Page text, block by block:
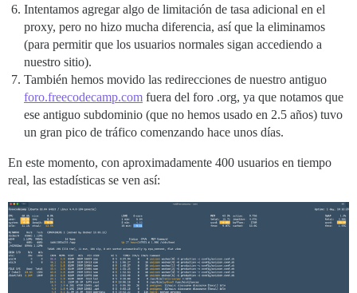
Intentamos agregar algo de limitación de tasa adicional en el
proxy, pero no hizo mucha diferencia, así que la eliminamos
(para permitir que los usuarios normales sigan accediendo a
nuestro sitio).
También hemos movido las redirecciones de nuestro antiguo
foro.freecodecamp.com fuera del foro .org, ya que notamos que
ese antiguo subdominio (que no hemos usado en 2.5 años) tuvo
un gran pico de tráfico comenzando hace unos días.
En este momento, con aproximadamente 400 usuarios en tiempo
real, las estadísticas se ven así: